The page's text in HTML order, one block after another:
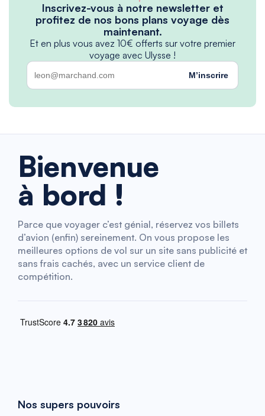
Inscrivez-vous à notre newsletter et
profitez de nos bons plans voyage dès
maintenant.
Et en plus vous avez 10€ offerts sur votre premier
voyage avec Ulysse !
M’inscrire
Bienvenue
à bord !
Parce que voyager c’est génial, réservez vos billets
d’avion (enfin) sereinement. On vous propose les
meilleures options de vol sur un site sans publicité et
sans frais cachés, avec un service client de
compétition.
Nos supers pouvoirs